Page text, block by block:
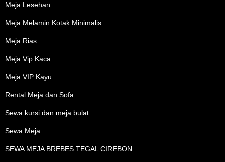
Meja Lesehan
Meja Melamin Kotak Minimalis
Meja Rias
Meja Vip Kaca
Meja VIP Kayu
Rental Meja dan Sofa
Sewa kursi dan meja bulat
Sewa Meja
SEWA MEJA BREBES TEGAL CIREBON